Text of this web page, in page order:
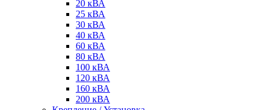
20 кВА
25 кВА
30 кВА
40 кВА
60 кВА
80 кВА
100 кВА
120 кВА
160 кВА
200 кВА